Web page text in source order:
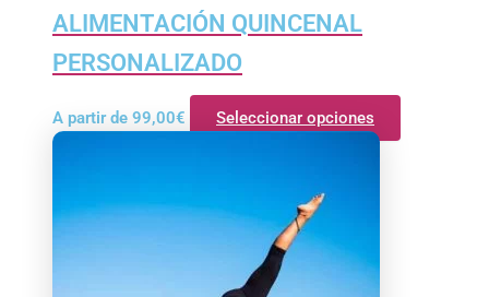
ALIMENTACIÓN QUINCENAL
PERSONALIZADO
A partir de 99,00€ Seleccionar opciones